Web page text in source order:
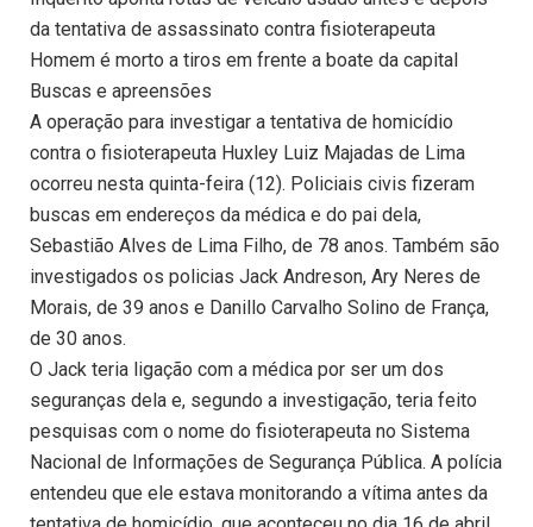
da tentativa de assassinato contra fisioterapeuta
Homem é morto a tiros em frente a boate da capital
Buscas e apreensões
A operação para investigar a tentativa de homicídio
contra o fisioterapeuta Huxley Luiz Majadas de Lima
ocorreu nesta quinta-feira (12). Policiais civis fizeram
buscas em endereços da médica e do pai dela,
Sebastião Alves de Lima Filho, de 78 anos. Também são
investigados os policias Jack Andreson, Ary Neres de
Morais, de 39 anos e Danillo Carvalho Solino de França,
de 30 anos.
O Jack teria ligação com a médica por ser um dos
seguranças dela e, segundo a investigação, teria feito
pesquisas com o nome do fisioterapeuta no Sistema
Nacional de Informações de Segurança Pública. A polícia
entendeu que ele estava monitorando a vítima antes da